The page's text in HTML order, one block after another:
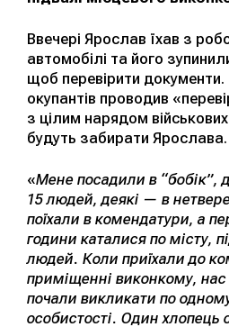
Ввечері Ярослав їхав з
автомобілі та його
щоб перевірити
окупантів проводив
з цілим нарядом
будуть забирати Ярослава.
«Мене посадили в “бобік”,
15 людей, деякі — в
поїхали в комендатури, а
години каталися по місту,
людей. Коли приїхали до
приміщенні виконкому, нас
почали викликати по
особистості. Один хлопець